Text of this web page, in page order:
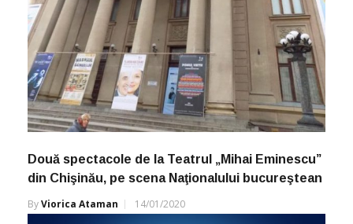
Două spectacole de la Teatrul „Mihai Eminescu”
din Chişinău, pe scena Naţionalului bucureştean
ByViorica Ataman 14/01/2020